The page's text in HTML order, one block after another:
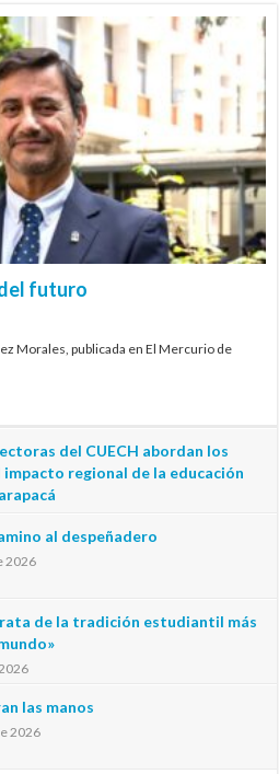
futuro
Morales, publicada en El Mercurio de
del CUECH abordan los
impacto regional de la educación
al despeñadero
2026
de la tradición estudiantil más
las manos
2026